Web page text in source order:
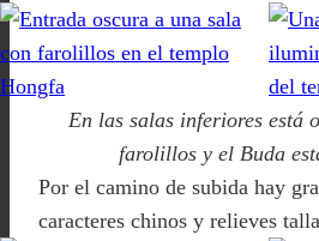
En las salas inferiores está
farolillos y el Buda
Por el camino de subida hay
caracteres chinos y relieves